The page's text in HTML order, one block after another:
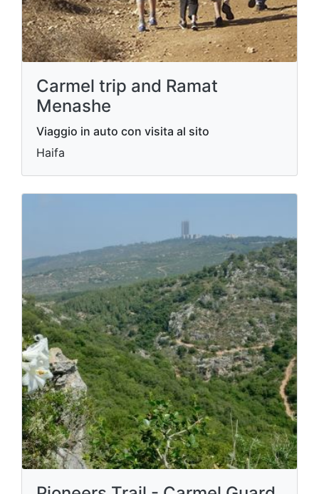
Carmel trip and Ramat
Menashe
Viaggio in auto con visita al sito
Haifa